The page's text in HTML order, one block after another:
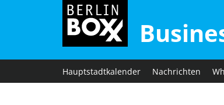
Hauptstadtkalender Nachrichten